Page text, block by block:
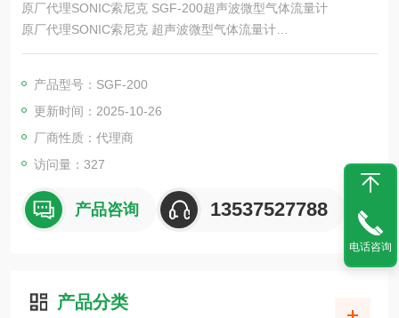
原厂代理SONIC索尼克 SGF-200超声波微型气体流量计
原厂代理SONIC索尼克 超声波微型气体流量计
量。
产品型号：SGF-200
更新时间：2025-10-26
厂商性质：代理商
访问量：327
产品咨询 13537527788
产品分类
电话咨询